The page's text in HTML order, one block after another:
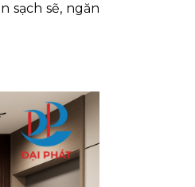
sạch sẽ, ngăn